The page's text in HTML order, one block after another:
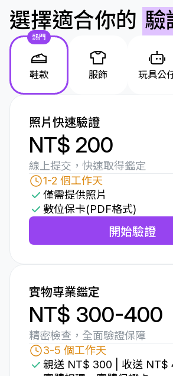
選擇適合你的 驗
熱門
鞋款 服飾 玩具公
照片快速驗證
NT$ 200
線上提交，快速取得鑑定
1-2 個工作天
僅需提供照片
數位保卡(PDF格式)
開始驗證
實物專業鑑定
NT$ 300-400
精密檢查，全面驗證保障
3-5 個工作天
親送 NT$ 300 | 收送 NT$